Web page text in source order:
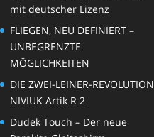
mit deutscher Lizenz
FLIEGEN, NEU DEFINIERT –
UNBEGRENZTE
MÖGLICHKEITEN
DIE ZWEI-LEINER-REVOLUTION
NIVIUK Artik R 2
Dudek Touch – Der neue